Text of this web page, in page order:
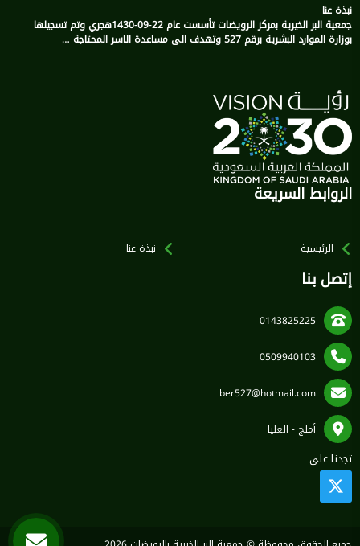
نبذة عنا
جمعية البر الخيرية بمركز الرويضات تأسست عام 22-09-1430هجري وتم تسجيلها
بوزارة الموارد البشرية برقم 527 وتهدف الى مساعدة الاسر المحتاجة …
الروابط السريعة
الرئيسية نبذة عنا
إتصل بنا
0143825225
0509940103
ber527@hotmail.com
أملج - العليا
تجدنا على